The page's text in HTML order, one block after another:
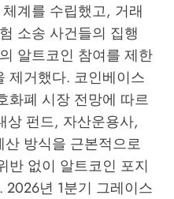
계를 수립했고, 거래
소송 사건들의 집행
알트코인 참여를 제한
제거했다. 코인베이스
화폐 시장 전망에 따르
상 펀드, 자산운용사,
방식을 근본적으로
반 없이 알트코인 포지
년 1분기 그레이스